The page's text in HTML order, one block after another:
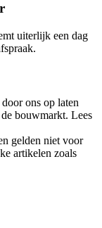
uiterlijk een dag
ons op laten
bouwmarkt. Lees
gelden niet voor
artikelen zoals